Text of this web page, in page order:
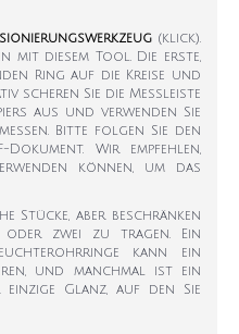
(klick).
mit diesem Tool. Die erste,
Ring auf die Kreise und
scheren Sie die Messleiste
aus und verwenden Sie
Bitte folgen Sie den
Dokument. Wir empfehlen,
können, um das
Stücke, aber beschränken
oder zwei zu tragen. Ein
kann ein
und manchmal ist ein
Glanz, auf den Sie